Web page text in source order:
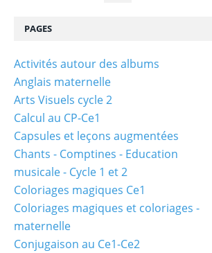
PAGES
Activités autour des albums
Anglais maternelle
Arts Visuels cycle 2
Calcul au CP-Ce1
Capsules et leçons augmentées
Chants - Comptines - Education
musicale - Cycle 1 et 2
Coloriages magiques Ce1
Coloriages magiques et coloriages -
maternelle
Conjugaison au Ce1-Ce2